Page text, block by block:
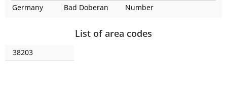
Germany Bad Doberan Number
List of area codes
38203